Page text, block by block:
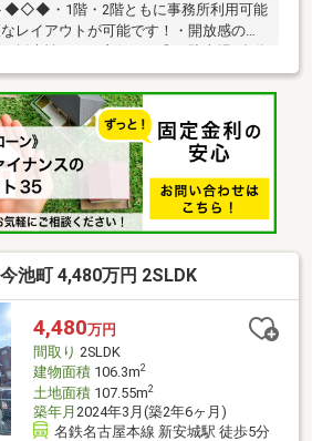
・1階・2階ともに事務所利用可能
レイアウトが可能です！・開放感のあ
で来客対応にも便利です！・日当たり
内環境です◎・大通りから1本入った立地
とアクセス性を両立します！◆◇◆周辺
徒歩約13分・ヤマザキＹショップき
ギドラッグ百石店 徒歩約2分・ＤＡＩ
・碧海信用金庫城南支店 徒歩約9分
せください▼△
池町 4,480万円 2SLDK
4,480万円
間取り 2SLDK
建物面積106.3m2
土地面積107.55m2
築年月 2024年3月(築2年6ヶ月)
名鉄名古屋本線 新安城駅 徒歩5分